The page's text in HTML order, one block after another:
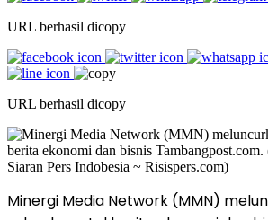
URL berhasil dicopy
URL berhasil dicopy
Minergi Media Network (MMN)